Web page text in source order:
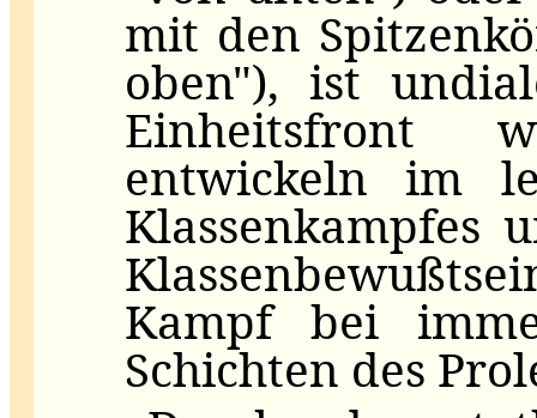
mit den
oben"), ist
Einheitsfront
entwickeln im
Klassenkampfes
Kampf bei
Schichten des